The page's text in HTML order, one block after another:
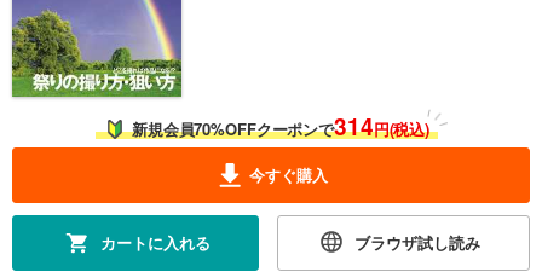
新規会員70%OFFクーポンで314円(税込)
今すぐ購入
カートに入れる ブラウザ試し読み